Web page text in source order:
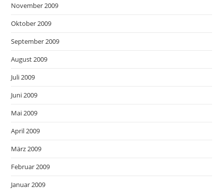
November 2009
Oktober 2009
September 2009
August 2009
Juli 2009
Juni 2009
Mai 2009
April 2009
März 2009
Februar 2009
Januar 2009